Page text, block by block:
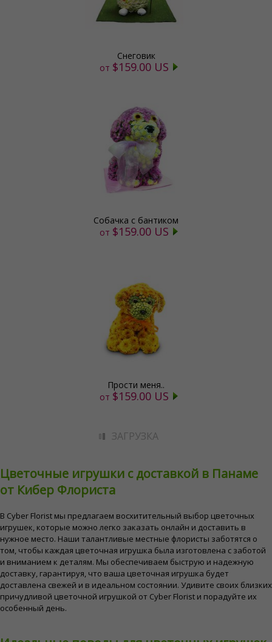
Снеговик
от $159.00 US
Собачка с бантиком
от $159.00 US
Прости меня..
от $159.00 US
ЗАГРУЗКА
Цветочные игрушки с доставкой в Панаме
от Кибер Флориста
В Cyber ​​Florist мы предлагаем восхитительный выбор цветочных
игрушек, которые можно легко заказать онлайн и доставить в
нужное место. Наши талантливые местные флористы заботятся о
том, чтобы каждая цветочная игрушка была изготовлена ​​с заботой
и вниманием к деталям. Мы обеспечиваем быструю и надежную
доставку, гарантируя, что ваша цветочная игрушка будет
доставлена ​​свежей и в идеальном состоянии. Удивите своих близких
причудливой цветочной игрушкой от Cyber ​​Florist и порадуйте их
особенный день.